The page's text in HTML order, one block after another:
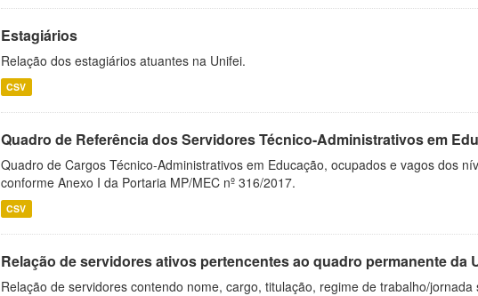
Estagiários
Relação dos estagiários atuantes na Unifei.
CSV
Quadro de Referência dos Servidores Técnico-Administrativos em
Quadro de Cargos Técnico-Administrativos em Educação, ocupados e vagos dos
conforme Anexo I da Portaria MP/MEC nº 316/2017.
CSV
Relação de servidores ativos pertencentes ao quadro permanente da
Relação de servidores contendo nome, cargo, titulação, regime de trabalho/jornada